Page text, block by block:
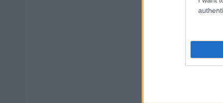
χρήση
ρίψη